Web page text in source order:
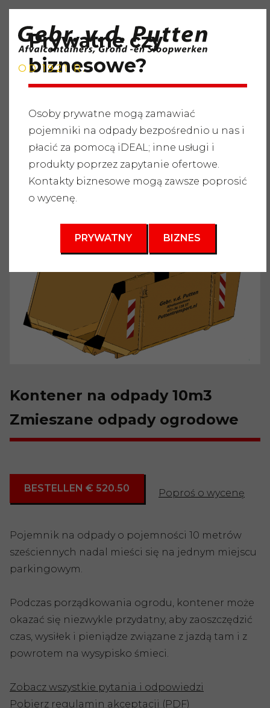
OD 1921 R.
Strona główna " Usługi "Pojemniki na odpady
"
Zmieszane odpady ogrodowe "
Pojemnik na odpady
10m3
10 m3
Kontener na odpady 10m3
Zmieszane odpady ogrodowe
BESTELLEN € 520.50 Poproś o wycenę
Pojemnik na odpady o pojemności 10 metrów
sześciennych nadal mieści się na jednym miejscu
parkingowym.
Podczas porządkowania ogrodu, kontener może
okazać się niezwykle przydatny, aby zaoszczędzić
czas, wysiłek i pieniądze związane z jazdą tam i z
powrotem na wysypisko śmieci.
Zobacz wszystkie pytania i odpowiedzi
Pobierz regulamin akceptacji (PDF)
Prywatne czy
biznesowe?
Osoby prywatne mogą zamawiać
pojemniki na odpady bezpośrednio u nas i
płacić za pomocą iDEAL; inne usługi i
produkty poprzez zapytanie ofertowe.
Kontakty biznesowe mogą zawsze poprosić
o wycenę.
PRYWATNY BIZNES